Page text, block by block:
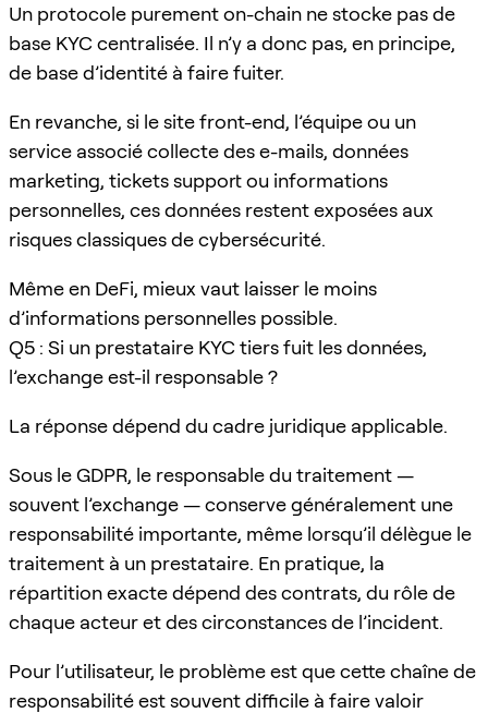
Un protocole purement on-chain ne stocke pas de
base KYC centralisée. Il n’y a donc pas, en principe,
de base d’identité à faire fuiter.
En revanche, si le site front-end, l’équipe ou un
service associé collecte des e-mails, données
marketing, tickets support ou informations
personnelles, ces données restent exposées aux
risques classiques de cybersécurité.
Même en DeFi, mieux vaut laisser le moins
d’informations personnelles possible.
Q5 : Si un prestataire KYC tiers fuit les données,
l’exchange est-il responsable ?
La réponse dépend du cadre juridique applicable.
Sous le GDPR, le responsable du traitement —
souvent l’exchange — conserve généralement une
responsabilité importante, même lorsqu’il délègue le
traitement à un prestataire. En pratique, la
répartition exacte dépend des contrats, du rôle de
chaque acteur et des circonstances de l’incident.
Pour l’utilisateur, le problème est que cette chaîne de
responsabilité est souvent difficile à faire valoir